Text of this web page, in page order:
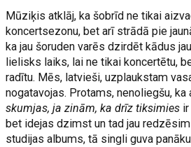
Mūziķis atklāj, ka šobrīd ne tikai
koncertsezonu, bet arī strādā pie
ka jau šoruden varēs dzirdēt kādus
lielisks laiks, lai ne tikai koncertētu,
radītu. Mēs, latvieši, uzplaukstam
nogatavojas. Protams, nenoliegšu, ka
skumjas, ja zinām, ka drīz tiksimies
bet idejas dzimst un tad jau
studijas albums, tā singli guva